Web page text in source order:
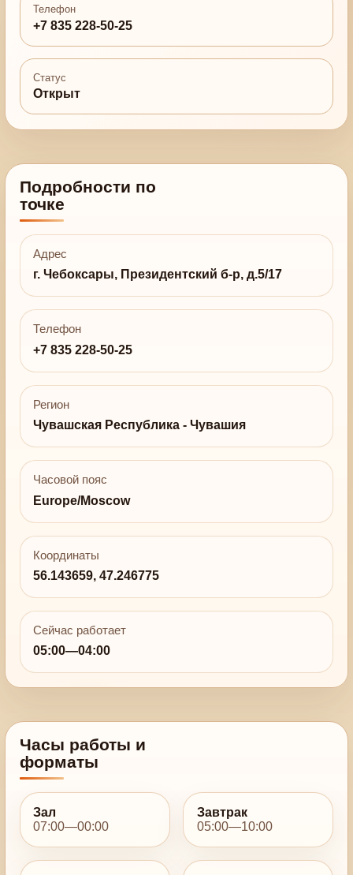
Телефон
+7 835 228-50-25
Статус
Открыт
Подробности по
точке
Адрес
г. Чебоксары, Президентский б-р, д.5/17
Телефон
+7 835 228-50-25
Регион
Чувашская Республика - Чувашия
Часовой пояс
Europe/Moscow
Координаты
56.143659, 47.246775
Сейчас работает
05:00—04:00
Часы работы и
форматы
Зал
07:00—00:00
Завтрак
05:00—10:00